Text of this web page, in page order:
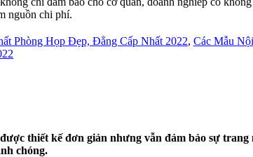
nguồn chi phí.
Phòng Họp Đẹp, Đẳng Cấp Nhất 2022, Các Mẫu
được thiết kế đơn giản nhưng vẫn đảm bảo sự
chóng.